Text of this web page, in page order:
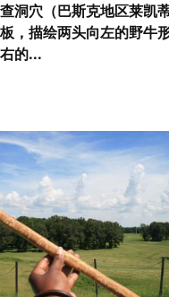
洞穴（巴斯克地区莱凯
，描绘两头向左的野牛
的...